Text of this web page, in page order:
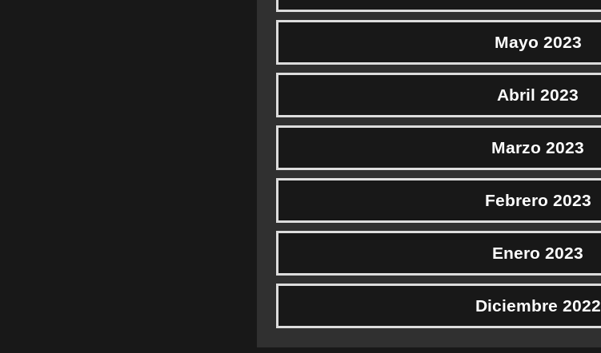
Mayo 2023
Abril 2023
Marzo 2023
Febrero 2023
Enero 2023
Diciembre 2022